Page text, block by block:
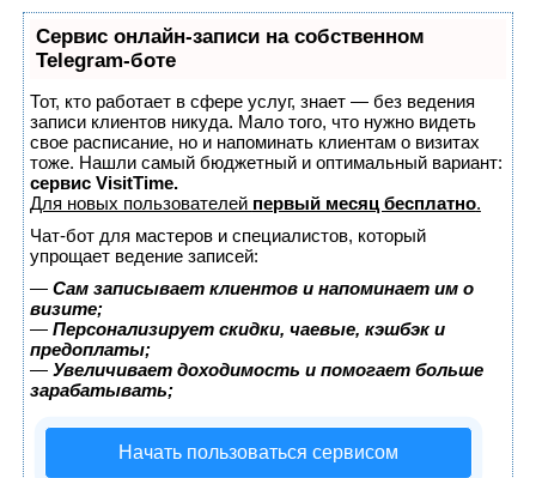
Сервис онлайн-записи на собственном
Telegram-боте
Тот, кто работает в сфере услуг, знает — без ведения
записи клиентов никуда. Мало того, что нужно видеть
свое расписание, но и напоминать клиентам о визитах
тоже. Нашли самый бюджетный и оптимальный вариант:
сервис VisitTime.
Для новых пользователей первый месяц бесплатно.
Чат-бот для мастеров и специалистов, который
упрощает ведение записей:
— Сам записывает клиентов и напоминает им о
визите;
— Персонализирует скидки, чаевые, кэшбэк и
предоплаты;
— Увеличивает доходимость и помогает больше
зарабатывать;
Начать пользоваться сервисом